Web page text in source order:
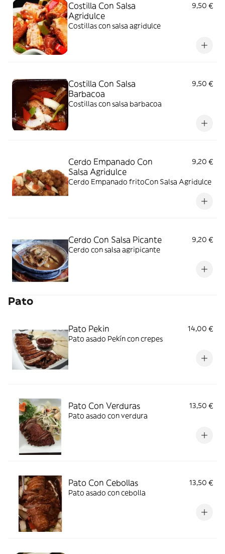
Costilla Con Salsa
Agridulce
9,50 €
Costillas con salsa agridulce
Costilla Con Salsa
Barbacoa
9,50 €
Costillas con salsa barbacoa
Cerdo Empanado Con
Salsa Agridulce
9,20 €
Cerdo Empanado fritoCon Salsa Agridulce
Cerdo Con Salsa Picante
9,20 €
Cerdo con salsa agripicante
Pato
Pato Pekin
14,00 €
Pato asado Pekín con crepes
Pato Con Verduras
13,50 €
Pato asado con verdura
Pato Con Cebollas
13,50 €
Pato asado con cebolla